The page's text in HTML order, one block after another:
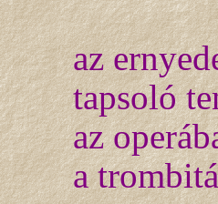
az
tapsoló
az
a